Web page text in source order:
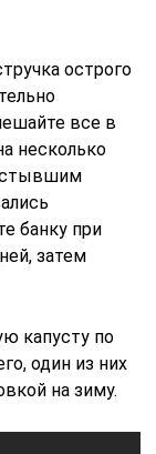
острого
все в
несколько
банку при
затем
капусту по
один из них
на зиму.